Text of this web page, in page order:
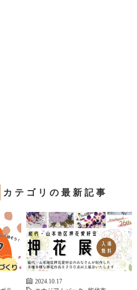
カテゴリの最新記事
2024.10.17